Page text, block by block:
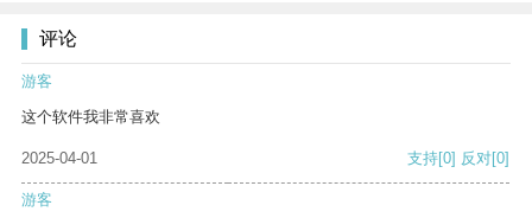
评论
游客
这个软件我非常喜欢
2025-04-01 支持[0] 反对[0]
游客